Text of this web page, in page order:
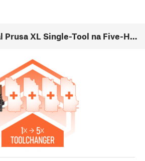
Upgrade z Original Prusa XL Single-Tool na Five-Head (1.01)